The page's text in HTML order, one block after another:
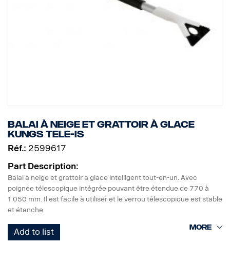
Balai à neige et grattoir à glace
Kungs Tele-Is
Réf.: 2599617
Part Description:
Balai à neige et grattoir à glace intelligent tout-en-un. Avec
poignée télescopique intégrée pouvant être étendue de 770 à
1 050 mm. Il est facile à utiliser et le verrou télescopique est stable
et étanche.
dotée d'un solide grattoir à glace en polycarbonate résistant au
gel. Le grattoir à glace comprend trois bords pour gratter et une
Add to list